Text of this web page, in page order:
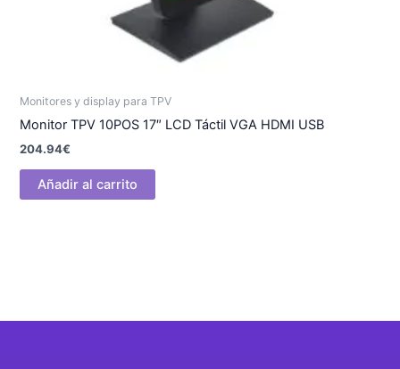
Monitores y display para TPV
Monitor TPV 10POS 17″ LCD Táctil VGA HDMI USB
204.94€
Añadir al carrito